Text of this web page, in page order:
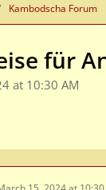
Kambodscha Forum
für
at 10:30 AM